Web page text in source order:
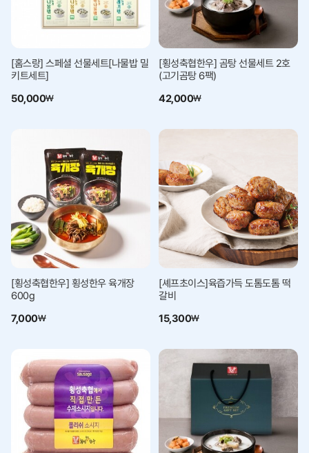
[홈스랑] 스페셜 선물세트[나물밥 밀
키트세트]
50,000₩
[횡성축협한우] 곰탕 선물세트 2호
(고기곰탕 6팩)
42,000₩
[횡성축협한우] 횡성한우 육개장
600g
7,000₩
[셰프초이스]육즙가득 도톰도톰 떡
갈비
15,300₩